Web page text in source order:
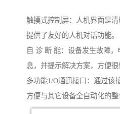
触摸式控制屏：人机界面是清
提供了友好的人机对话功能。
自 诊 断 能：设备发生故障
息，并提示解决方案，方便很
多功能1/O通迅接口：通过该
方便与其它设备全自动化的整